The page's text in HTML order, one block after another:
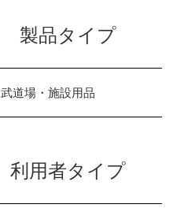
製品タイプ
武道場・施設用品
利用者タイプ